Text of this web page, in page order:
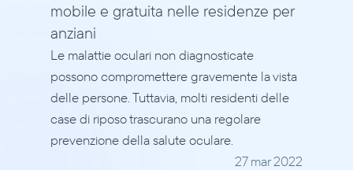
mobile e gratuita nelle residenze per
anziani
Le malattie oculari non diagnosticate
possono compromettere gravemente la vista
delle persone. Tuttavia, molti residenti delle
case di riposo trascurano una regolare
prevenzione della salute oculare.
27 mar 2022